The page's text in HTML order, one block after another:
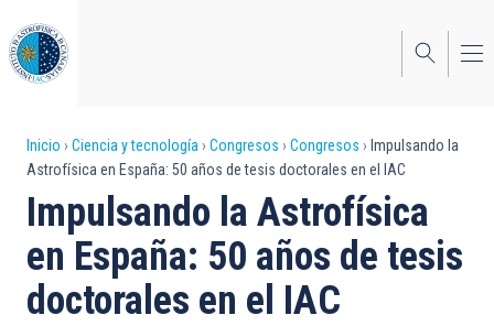
al
contenido
principal
Sobrescribir
enlaces
de
ayuda
a
Inicio Ciencia y tecnología Congresos Congresos
Impulsando la
Astrofísica en España: 50 años de tesis doctorales en el IAC
Impulsando la Astrofísica
en España: 50 años de tesis
doctorales en el IAC